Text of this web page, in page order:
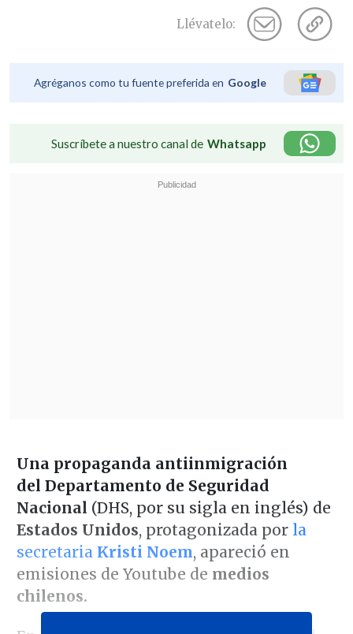
Llévatelo:
Agréganos como tu fuente preferida en Google
Suscríbete a nuestro canal de Whatsapp
Una propaganda antiinmigración
del Departamento de Seguridad
Nacional (DHS, por su sigla en inglés) de
Estados Unidos, protagonizada por la
secretaria Kristi Noem, apareció en
emisiones de Youtube de medios
chilenos.